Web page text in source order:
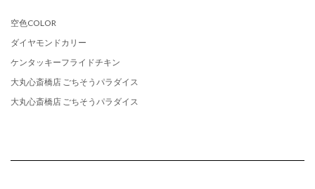
空色COLOR
ダイヤモンドカリー
ケンタッキーフライドチキン
大丸心斎橋店 ごちそうパラダイス
大丸心斎橋店 ごちそうパラダイス